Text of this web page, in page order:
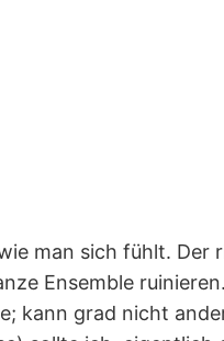
man sich fühlt.
Ensemble
kann grad nicht